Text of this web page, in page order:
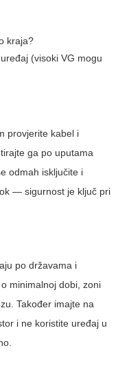
kraja?
(visoki VG mogu
provjerite kabel i
ga po uputama
odmah isključite i
— sigurnost je ključ pri
po državama i
minimalnoj dobi, zoni
Također imajte na
i ne koristite uređaj u